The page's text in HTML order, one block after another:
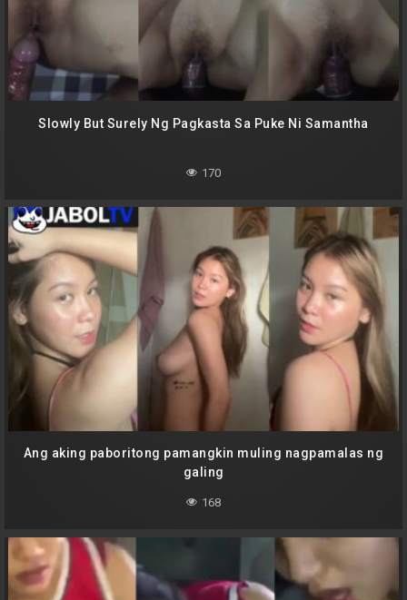
Slowly But Surely Ng Pagkasta Sa Puke Ni Samantha
170
Ang aking paboritong pamangkin muling nagpamalas ng
galing
168